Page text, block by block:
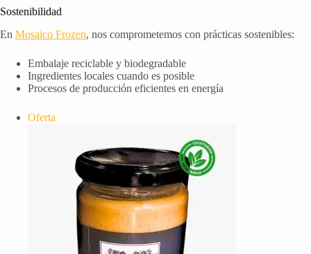
Sostenibilidad
En Mosaico Frozen, nos comprometemos con prácticas sostenibles:
Embalaje reciclable y biodegradable
Ingredientes locales cuando es posible
Procesos de producción eficientes en energía
Oferta